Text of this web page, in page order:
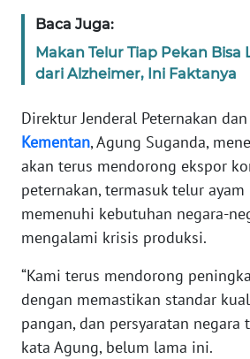
Baca Juga:
Makan Telur Tiap Pekan
dari Alzheimer, Ini Faktanya
Direktur Jenderal Peternakan
Kementan, Agung Suganda,
akan terus mendorong ekspor
peternakan, termasuk telur
memenuhi kebutuhan negara-
mengalami krisis produksi.
“Kami terus mendorong
dengan memastikan standar
pangan, dan persyaratan negara
kata Agung, belum lama ini.
KAMI
MEDIA
SIBER
REDAKSI
KARIR
DISCLAIMER
Wahana
News